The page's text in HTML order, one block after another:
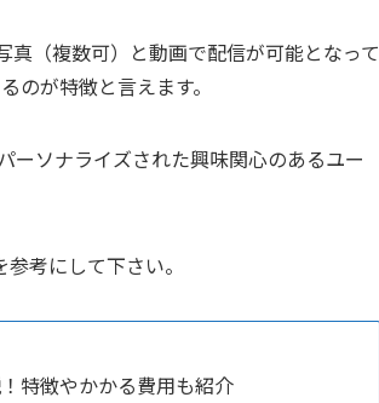
（複数可）と動画で配信が可能となって
のが特徴と言えます。
ーソナライズされた興味関心のあるユー
考にして下さい。
特徴やかかる費用も紹介